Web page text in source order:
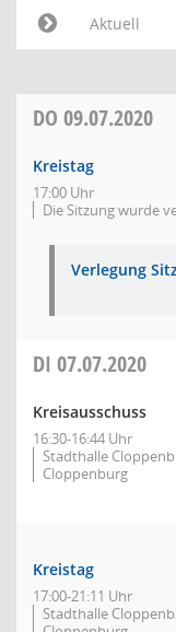
Aktuell
DO 09.07.2020
Kreistag
17:00 Uhr
Die Sitzung wurde
Verlegung
DI 07.07.2020
Kreisausschuss
16:30-16:44 Uhr
Stadthalle
Cloppenburg
Kreistag
17:00-21:11 Uhr
Stadthalle